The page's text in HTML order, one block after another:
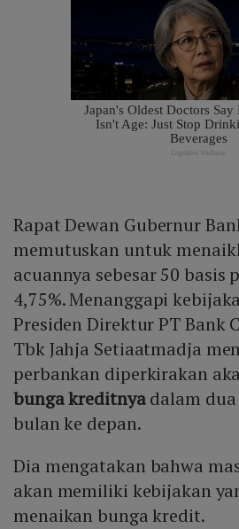
Rapat Dewan Gubernur
memutuskan untuk
acuannya sebesar 50 basis
4,75%. Menanggapi
Presiden Direktur PT Bank
Tbk Jahja Setiaatmadja
perbankan diperkirakan
bunga kreditnyadalam dua
bulan ke depan.
Dia mengatakan bahwa
akan memiliki kebijakan
menaikan bunga kredit.